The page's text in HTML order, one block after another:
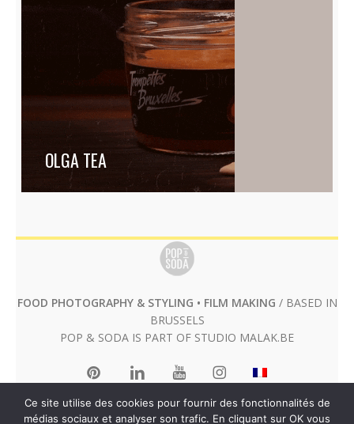
OLGA TEA
FOOD PHOTOGRAPHY & STYLING • FILM MAKING / BASED IN
BRUSSELS
POP & SODA IS PART OF STUDIO MALAK.BE
Ce site utilise des cookies pour fournir des fonctionnalités de
médias sociaux et analyser son trafic. En cliquant sur OK vous